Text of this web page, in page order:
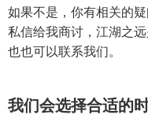
如果不是，你有相关的
私信给我商讨，江湖之
也也可以联系我们。
我们会选择合适的